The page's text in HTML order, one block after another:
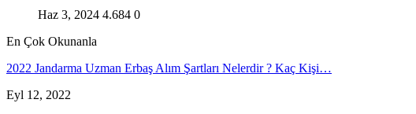
Haz 3, 2024 4.684 0
En Çok Okunanla
2022 Jandarma Uzman Erbaş Alım Şartları Nelerdir ? Kaç Kişi…
Eyl 12, 2022